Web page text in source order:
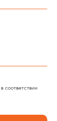
в соответствии